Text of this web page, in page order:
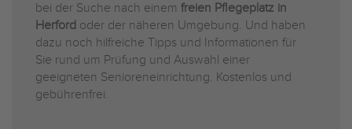
bei der Suche nach einem freien Pflegeplatz in
Herford oder der näheren Umgebung. Und haben
dazu noch hilfreiche Tipps und Informationen für
Sie rund um Prüfung und Auswahl einer
geeigneten Senioreneinrichtung. Kostenlos und
gebührenfrei.